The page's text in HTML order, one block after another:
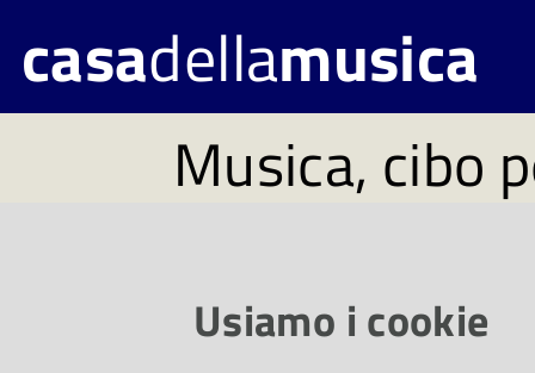
casadellamusica
Musica, cibo
lunedì 8 luglio
Usiamo i cookie